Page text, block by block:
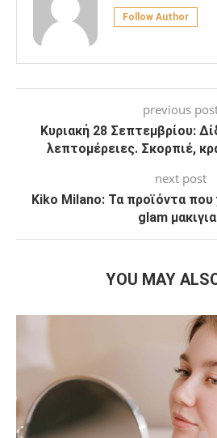
Follow Author
previous
Κυριακή 28 Σεπτεμβρίου:
λεπτομέρειες. Σκορπιέ,
next post
Kiko Milano: Τα προϊόντα που
glam
YOU MAY